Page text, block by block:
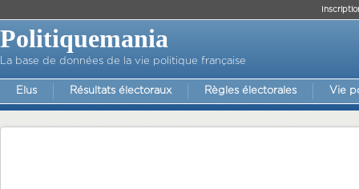
Politiquemania
La base de données de la vie politique française
Elus Résultats électoraux Règles électorales Vie